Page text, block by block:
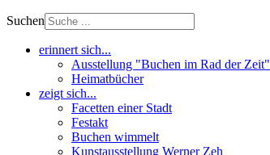
Suchen
erinnert sich...
Ausstellung "Buchen im Rad der Zeit"
Heimatbücher
zeigt sich...
Facetten einer Stadt
Festakt
Buchen wimmelt
Kunstausstellung Werner Zeh